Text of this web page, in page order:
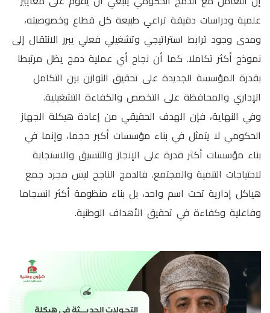
علمية ودراسات دقيقة تراعي طبيعة كل قطاع وخصوصيته،
ومدى وجود ترابط استراتيجي وتشغيلي فعلي يبرر الانتقال إلى
نموذج أكثر تكاملا. كما أن نجاح أي عملية دمج يظل مرتبطا
بقدرة المؤسسة الجديدة على تحقيق التوازن بين التكامل
الإداري والمحافظة على التخصص والكفاءة التشغيلية.
وفي النهاية، فإن الهدف الحقيقي من إعادة هيكلة الجهاز
الحكومي لا يتمثل في بناء مؤسسات أكبر حجما، وإنما في
بناء مؤسسات أكثر قدرة على الإنجاز والتنسيق والاستجابة
لاحتياجات التنمية والمجتمع. فالدمج الناجح ليس مجرد جمع
هياكل إدارية تحت اسم واحد، بل بناء منظومة أكثر انسجاما
وفاعلية وكفاءة في تحقيق الأهداف الوطنية.